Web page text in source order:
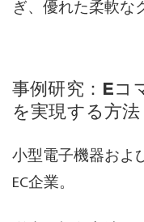
ぎ、優れた柔軟な
事例研究：eコ
を実現する方法
小型電子機器およ
EC企業。